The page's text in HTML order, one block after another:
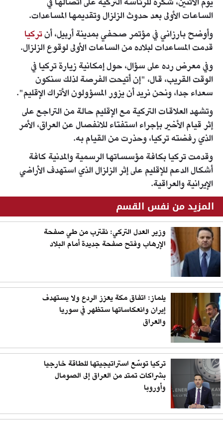
الساعات الأولى بعد حدوث الزلزال وتقديمها المساعدات.
وأوضح بارزاني في مؤتمر صحفي بمدينة أربيل، أنتركيا
قدمت المساعدات لبلاده من الساعات الأولى لوقوع الزلزال.
وفي معرض رده على سؤال، حول إمكانية زيارة تركيا في
الوقت القريب، قال، "إن أتيحت الفرصة لذلك سنكون
سعداء جدا، ونحن نريد أن يزور المسؤولون الأتراك الإقليم".
وتشهد العلاقات التركية مع الإقليم حالة من التراجع على
إثر قيام الأخير بإجراء استفتاء للانفصال عن العراق، الأمر
الذي رفضته تركيا، وحذرت من القيام به.
وقدمت تركيا بكافة مؤسساتها الرسمية والمدنية كافة
أشكال الدعم للإقليم على إثر الزلزال الذي استهدف الأراضي
الإيرانية والعراقية.
المزيد من نفس القسم
وزير العدل التركي: نقترب من طي صفحة
الإرهاب وفتح صفحة جديدة أمام البلاد
يلماز: اتفاق مكة يعزز الردع ولا يستهدف
إيران وانعكاساتها ستظهر في سوريا
والعراق
تركيا توسّع استراتيجيتها للطاقة خارجيا
بشراكات تمتد من العراق إلى الصومال
وأوروبا